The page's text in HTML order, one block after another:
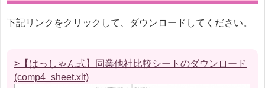
下記リンクをクリックして、ダウンロードしてください。
>【はっしゃん式】同業他社比較シートのダウンロード
(comp4_sheet.xlt)